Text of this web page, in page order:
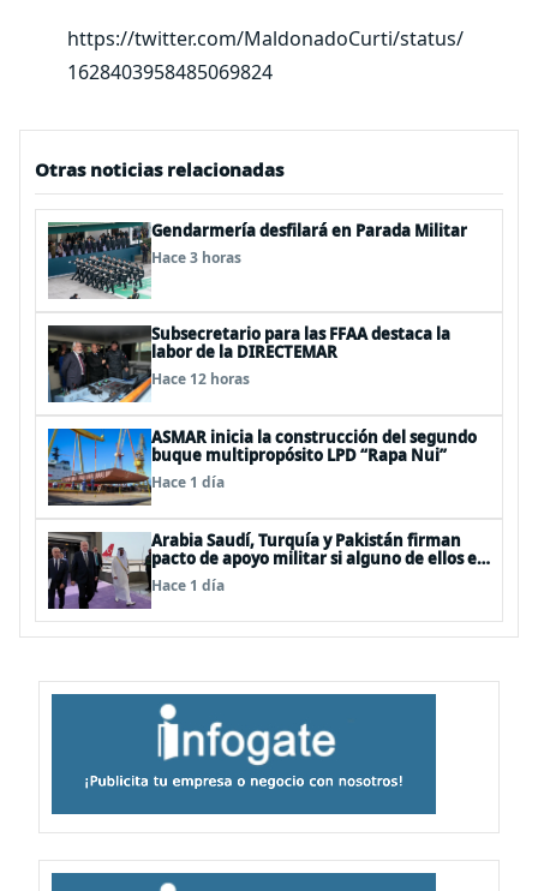
https://twitter.com/MaldonadoCurti/status/
1628403958485069824
Otras noticias relacionadas
Gendarmería desfilará en Parada Militar
Hace 3 horas
Subsecretario para las FFAA destaca la
labor de la DIRECTEMAR
Hace 12 horas
ASMAR inicia la construcción del segundo
buque multipropósito LPD “Rapa Nui”
Hace 1 día
Arabia Saudí, Turquía y Pakistán firman
pacto de apoyo militar si alguno de ellos es
atacado
Hace 1 día